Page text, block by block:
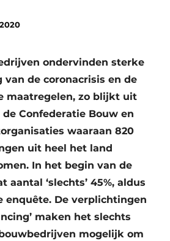
ondervinden sterke
van de coronacrisis en de
maatregelen, zo blijkt uit
Confederatie Bouw en
waaraan 820
uit heel het land
In het begin van de
aantal ‘slechts’ 45%, aldus
enquête. De verplichtingen
maken het slechts
mogelijk om